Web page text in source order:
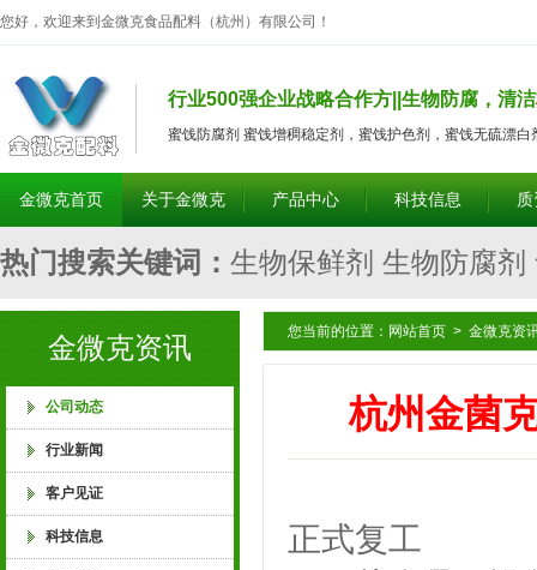
您好，欢迎来到金微克食品配料（杭州）有限公司！
行业500强企业战略合作方||生物防腐，清
蜜饯防腐剂 蜜饯增稠稳定剂，蜜饯护色剂，蜜饯无硫漂白
金微克首页 关于金微克 产品中心 科技信息
热门搜索关键词： 生物保鲜剂 生物防腐剂
食品防腐剂 食品保鲜剂 食品护色剂 食品
增脆剂 食品膨松剂 腐竹耐煮剂 腐竹亮
筋剂 腐竹强筋剂 饮料护色剂 酱菜除臭
杀菌剂 食品消毒剂 防油水分离剂 食品
金微克资讯
公司动态
行业新闻
客户见证
科技信息
您当前的位置： 网站首页 > 金微克资
杭州金菌
正式复工